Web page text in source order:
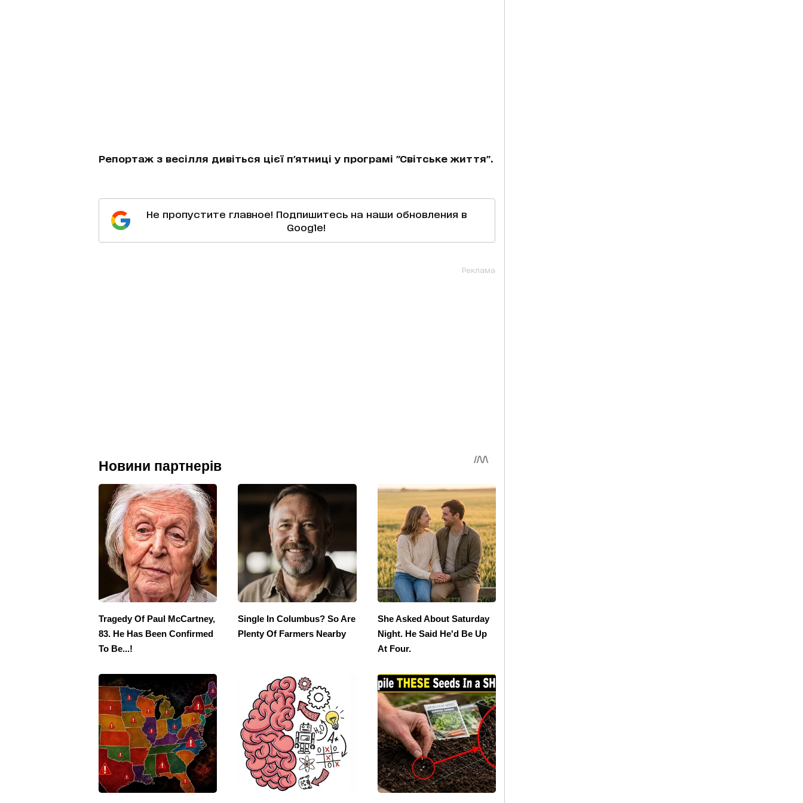
Репортаж з весілля дивіться цієї п'ятниці у програмі "Світське життя".
Не пропустите главное! Подпишитесь на наши обновления в
Google!
Реклама